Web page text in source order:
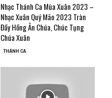
Nhạc Thánh Ca Mùa Xuân 2023 –
Nhạc Xuân Quý Mão 2023 Tràn
Đầy Hồng Ân Chúa, Chúc Tụng
Chúa Xuân
THÁNH CA